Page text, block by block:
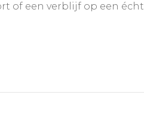
of een verblijf op een écht